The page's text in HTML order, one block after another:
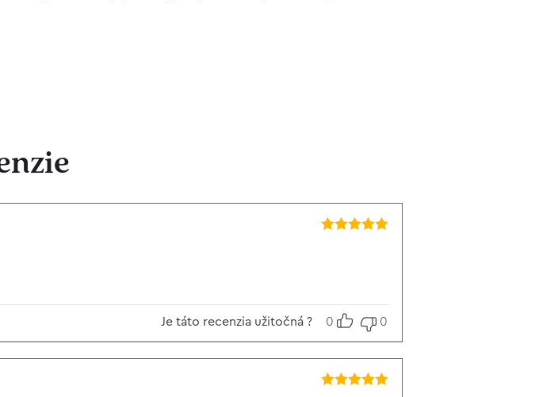
Je táto recenzia užitočná ? 0 0